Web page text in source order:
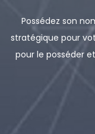
Possédez son
stratégique pour
pour le posséder